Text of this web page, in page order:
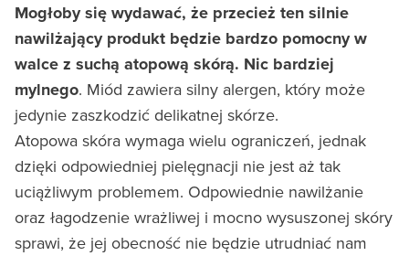
Mogłoby się wydawać, że przecież ten silnie
nawilżający produkt będzie bardzo pomocny w
walce z suchą atopową skórą. Nic bardziej
mylnego. Miód zawiera silny alergen, który może
jedynie zaszkodzić delikatnej skórze.
Atopowa skóra wymaga wielu ograniczeń, jednak
dzięki odpowiedniej pielęgnacji nie jest aż tak
uciążliwym problemem. Odpowiednie nawilżanie
oraz łagodzenie wrażliwej i mocno wysuszonej skóry
sprawi, że jej obecność nie będzie utrudniać nam